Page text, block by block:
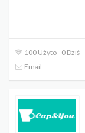
100 Użyto - 0 Dziś
Email